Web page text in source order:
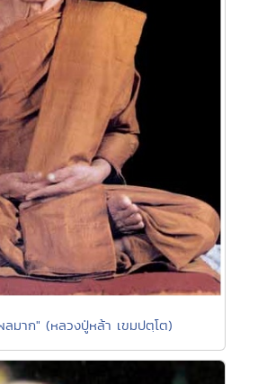
มาก" (หลวงปู่หล้า เขมปตฺโต)